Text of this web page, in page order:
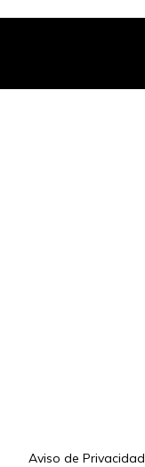
Aviso de Privacidad